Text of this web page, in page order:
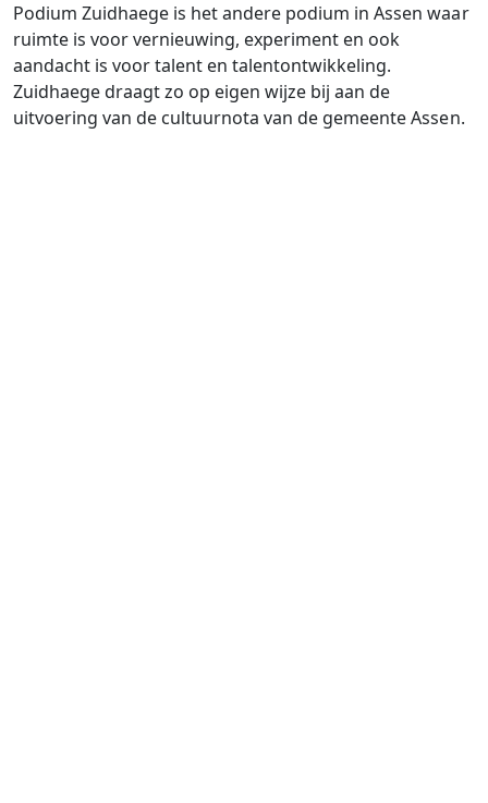
Podium Zuidhaege is het andere podium in Assen waar
ruimte is voor vernieuwing, experiment en ook
aandacht is voor talent en talentontwikkeling.
Zuidhaege draagt zo op eigen wijze bij aan de
uitvoering van de cultuurnota van de gemeente Assen.